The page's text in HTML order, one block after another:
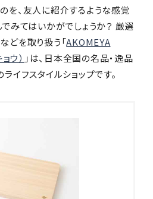
を、友人に紹介するような感覚
でみてはいかがでしょうか？ 厳選
どを取り扱う「AKOMEYA
ウ） 」は、日本全国の名品・逸品
イフスタイルショップです。